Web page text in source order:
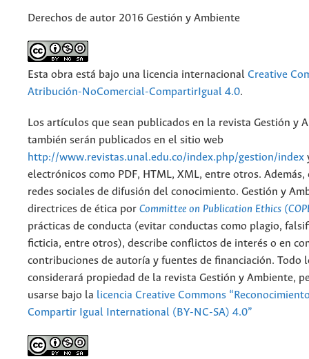
Derechos de autor 2016 Gestión y Ambiente
Esta obra está bajo una licencia internacional Creative
Atribución-NoComercial-CompartirIgual 4.0.
Los artículos que sean publicados en la revista Gestión y
también serán publicados en el sitio web
http://www.revistas.unal.edu.co/index.php/gestion/index
electrónicos como PDF, HTML, XML, entre otros.
redes sociales de difusión del conocimiento. Gestión y
directrices de ética por Committee on Publication Ethics
prácticas de conducta (evitar conductas como plagio,
ficticia, entre otros), describe conflictos de interés o en
contribuciones de autoría y fuentes de financiación. Todo
considerará propiedad de la revista Gestión y Ambiente,
usarse bajo la licencia Creative Commons
Compartir Igual International (BY-NC-SA) 4.0”